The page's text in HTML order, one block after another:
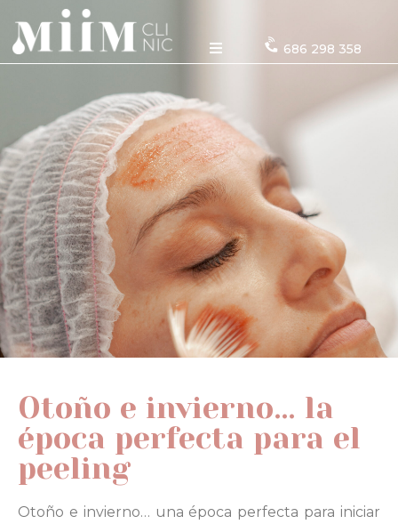
686 298 358
Otoño e invierno… la
época perfecta para el
peeling
Otoño e invierno… una época perfecta para iniciar